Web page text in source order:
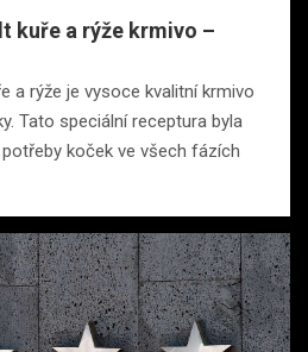
kuře a rýže krmivo –
a rýže je vysoce kvalitní krmivo
Tato speciální receptura byla
koček ve všech fázích